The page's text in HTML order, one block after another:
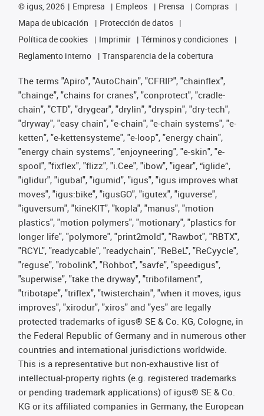
© igus, 2026 Empresa Empleos Prensa
Compras
Mapa de ubicación
Protección de datos
Política de cookies
Imprimir
Términos y condiciones
Reglamento interno
Transparencia de la cobertura
The terms "Apiro", "AutoChain", "CFRIP", "chainflex",
"chainge", "chains for cranes", "conprotect", "cradle-
chain", "CTD", "drygear", "drylin", "dryspin", "dry-tech",
"dryway", "easy chain", "e-chain", "e-chain systems", "e-
ketten", "e-kettensysteme", "e-loop", "energy chain",
"energy chain systems", "enjoyneering", "e-skin", "e-
spool", "fixflex", "flizz", "i.Cee", "ibow", "igear", “iglide”,
"iglidur", "igubal", "igumid", "igus", "igus improves what
moves", "igus:bike", "igusGO", "igutex", "iguverse",
"iguversum", "kineKIT", "kopla", "manus", "motion
plastics", "motion polymers", "motionary", "plastics for
longer life", "polymore", "print2mold", "Rawbot", "RBTX",
"RCYL", "readycable", "readychain", "ReBeL", "ReCyycle",
"reguse", "robolink", "Rohbot", "savfe", "speedigus",
"superwise", "take the dryway", "tribofilament",
"tribotape", "triflex", "twisterchain", "when it moves, igus
improves", "xirodur", "xiros" and "yes" are legally
protected trademarks of igus® SE & Co. KG, Cologne, in
the Federal Republic of Germany and in numerous other
countries and international jurisdictions worldwide.
This is a representative but non-exhaustive list of
intellectual-property rights (e.g. registered trademarks
or pending trademark applications) of igus® SE & Co.
KG or its affiliated companies in Germany, the European